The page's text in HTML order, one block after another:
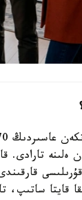
قايتا ساتىپ،